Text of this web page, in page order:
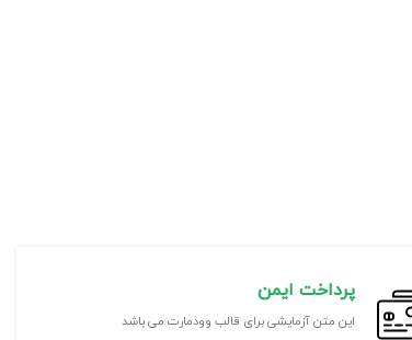
پرداخت ایمن
این متن آزمایشی برای قالب وودمارت می باشد